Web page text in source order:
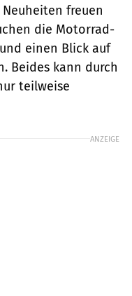
freuen
die Motorrad-
einen Blick auf
Beides kann durch
teilweise
ANZEIGE